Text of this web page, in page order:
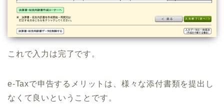
これで入力は完了です。
e-Taxで申告するメリットは、様々な添付書類を提出し
なくて良いということです。